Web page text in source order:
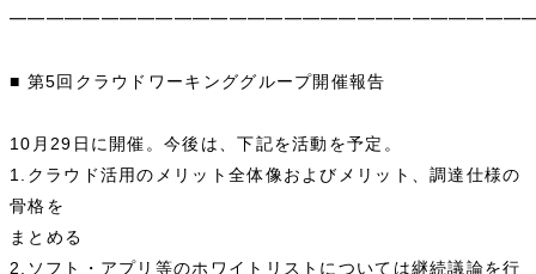
■ 第5回クラウドワーキンググループ開催報告
10月29日に開催。今後は、下記を活動を予定。
1.クラウド活用のメリット全体像およびメリット、調達仕様の
骨格を
まとめる
2.ソフト・アプリ等のホワイトリストについては継続議論を行